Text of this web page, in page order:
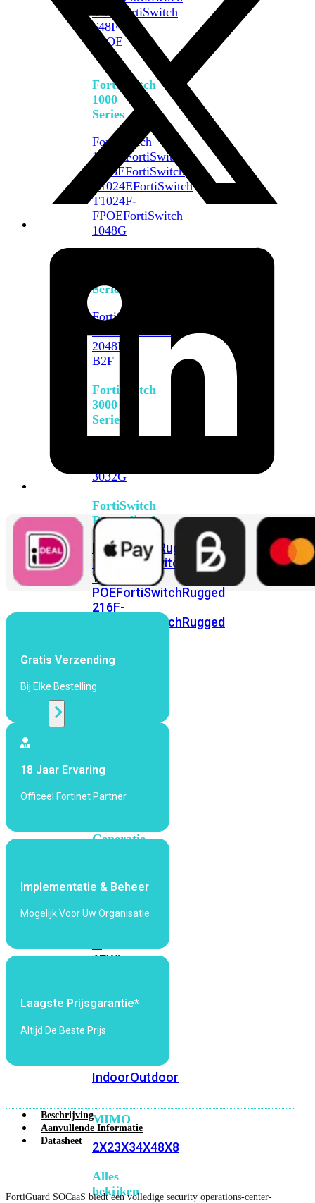
648F
FortiSwitch
648F-
FPOE
FortiSwitch
1000
Series
FortiSwitch
1024E FortiSwitch
1048EFortiSwitch
T1024EFortiSwitch
T1024F-
FPOEFortiSwitch
1048G
Series
FortiSwitch
2048F-
B2F
FortiSwitch
3000
Series
3032G
FortiSwitch
Ruggedized
FortiSwitchRugged
108F
FortiSwitchRugged
112F-
POEFortiSwitchRugged
216F-
FortiSwitchRugged
WiFi
Points
Generatie
Fi
Fi
6EWi-
Fi
IndoorOutdoor
MIMO
2X23X34X48X8
Alles
bekijken
Gratis Verzending
Bij Elke Bestelling
18 Jaar Ervaring
Officeel Fortinet Partner
Implementatie & Beheer
Mogelijk Voor Uw Organisatie
Laagste Prijsgarantie*
Altijd De Beste Prijs
Beschrijving
Aanvullende Informatie
Datasheet
FortiGuard SOCaaS biedt een volledige security operations-center-